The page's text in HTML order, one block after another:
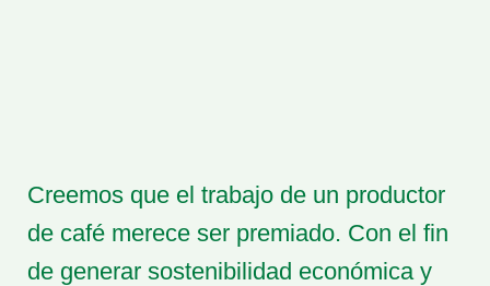
Creemos que el trabajo de un productor
de café merece ser premiado. Con el fin
de generar sostenibilidad económica y